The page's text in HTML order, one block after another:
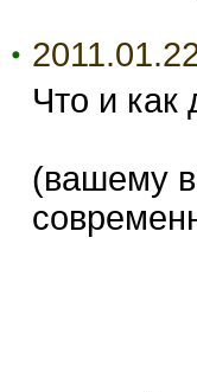
Что и как
(вашему